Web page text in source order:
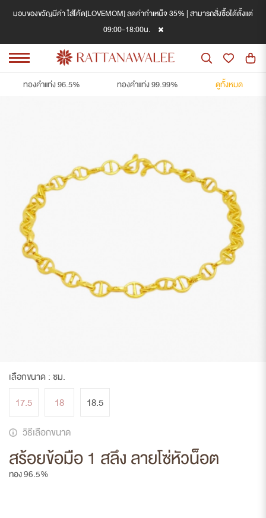
มอบของขวัญมีค่า ใส่โค้ด[LOVEMOM] ลดค่ากำเหน็จ 35% | สามารถสั่งซื้อได้ตั้งแต่
09:00-18:00น.
ทองคำแท่ง 96.5% ทองคำแท่ง 99.99% ดูทั้งหมด
สร้อยข้อมือ 1 สลึง ลายโซ่หัวน็อต
ทอง 96.5%
เลือกขนาด : ซม.
17.5 18
18.5
วิธีเลือกขนาด